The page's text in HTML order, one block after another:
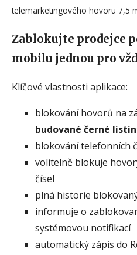
telemarketingového hovoru 7,5
Zablokujte prodejce
mobilu jednou pro
Klíčové vlastnosti aplikace:
blokování hovorů na
budované černé
blokování telefonních
volitelně blokuje
čísel
plná historie
informuje o
systémovou notifikací
automatický zápis do